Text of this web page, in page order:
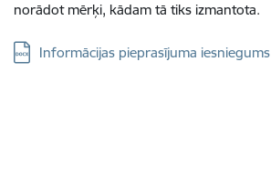
norādot mērķi, kādam tā tiks izmantota.
Lejupielādēt:
Informācijas pieprasījuma iesniegums